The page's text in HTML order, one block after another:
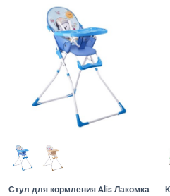
Стул для кормления Alis Лакомка